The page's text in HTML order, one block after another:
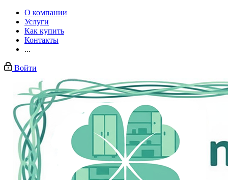
О компании
Услуги
Как купить
Контакты
...
Войти